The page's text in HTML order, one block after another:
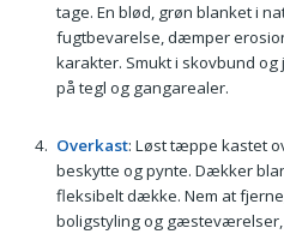
tage. En blød, grøn blanket i
fugtbevarelse, dæmper
karakter. Smukt i skovbund
på tegl og gangarealer.
Overkast: Løst tæppe kastet
beskytte og pynte. Dækker
fleksibelt dække. Nem at
boligstyling og gæsteværelser,